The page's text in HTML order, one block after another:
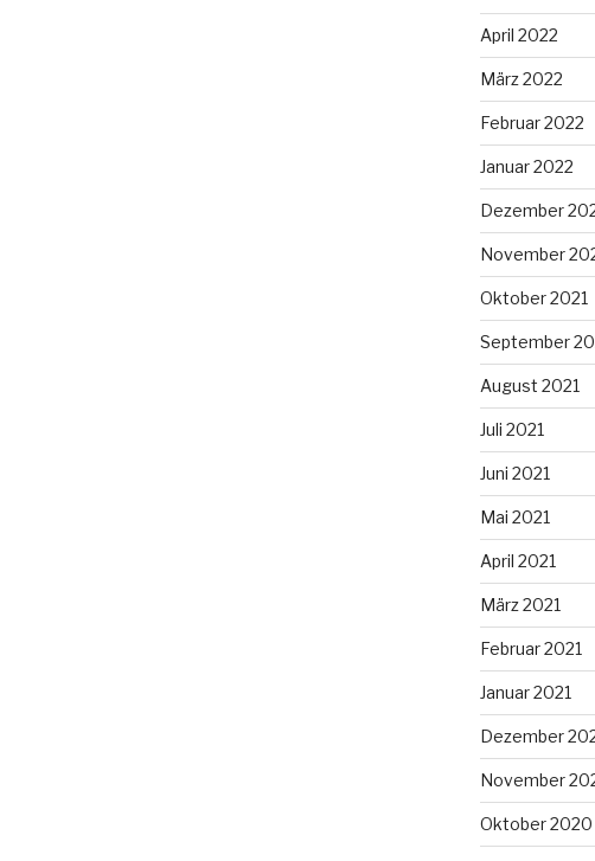
April 2022
März 2022
Februar 2022
Januar 2022
Dezember
November
Oktober 2021
September
August 2021
Juli 2021
Juni 2021
Mai 2021
April 2021
März 2021
Februar 2021
Januar 2021
Dezember
November
Oktober 2020